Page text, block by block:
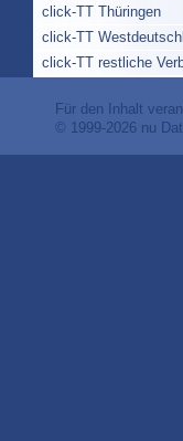
click-TT Thüringen
click-TT
click-TT restliche
Für den Inhalt
© 1999-2026 nu